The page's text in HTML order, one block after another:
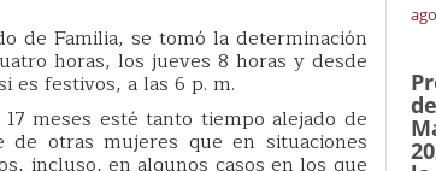
de Familia, se tomó la determinación
horas, los jueves 8 horas y desde
es festivos, a las 6 p. m.
meses esté tanto tiempo alejado de
otras mujeres que en situaciones